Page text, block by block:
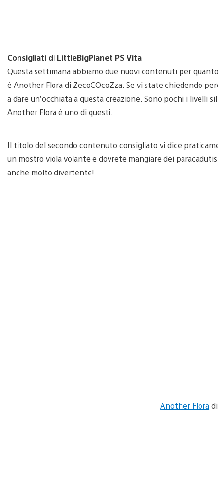
Consigliati di LittleBigPlanet PS Vita
Questa settimana abbiamo due nuovi contenuti per
è Another Flora di ZecoCOcoZza. Se vi state chiedendo
a dare un’occhiata a questa creazione. Sono pochi i livelli
Another Flora è uno di questi.
Il titolo del secondo contenuto consigliato vi dice
un mostro viola volante e dovrete mangiare dei
anche molto divertente!
Another Floradi